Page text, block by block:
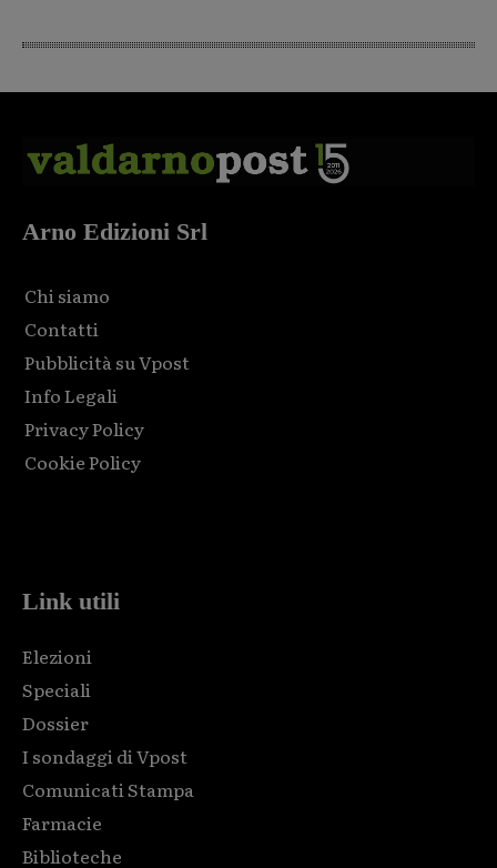
Arno Edizioni Srl
Chi siamo
Contatti
Pubblicità su Vpost
Info Legali
Privacy Policy
Cookie Policy
Link utili
Elezioni
Speciali
Dossier
I sondaggi di Vpost
Comunicati Stampa
Farmacie
Biblioteche